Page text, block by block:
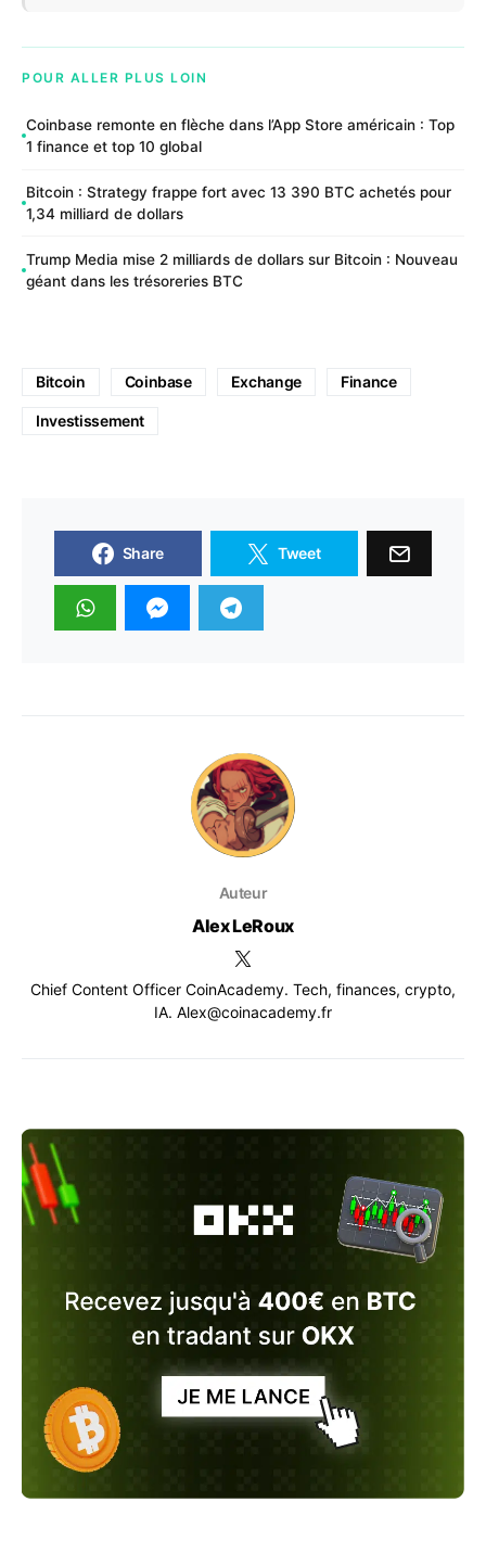
POUR ALLER PLUS LOIN
Coinbase remonte en flèche dans l’App Store américain : Top
1 finance et top 10 global
Bitcoin : Strategy frappe fort avec 13 390 BTC achetés pour
1,34 milliard de dollars
Trump Media mise 2 milliards de dollars sur Bitcoin : Nouveau
géant dans les trésoreries BTC
Bitcoin Coinbase Exchange Finance
Investissement
Share Tweet
Auteur
Alex LeRoux
Chief Content Officer CoinAcademy. Tech, finances, crypto,
IA. Alex@coinacademy.fr